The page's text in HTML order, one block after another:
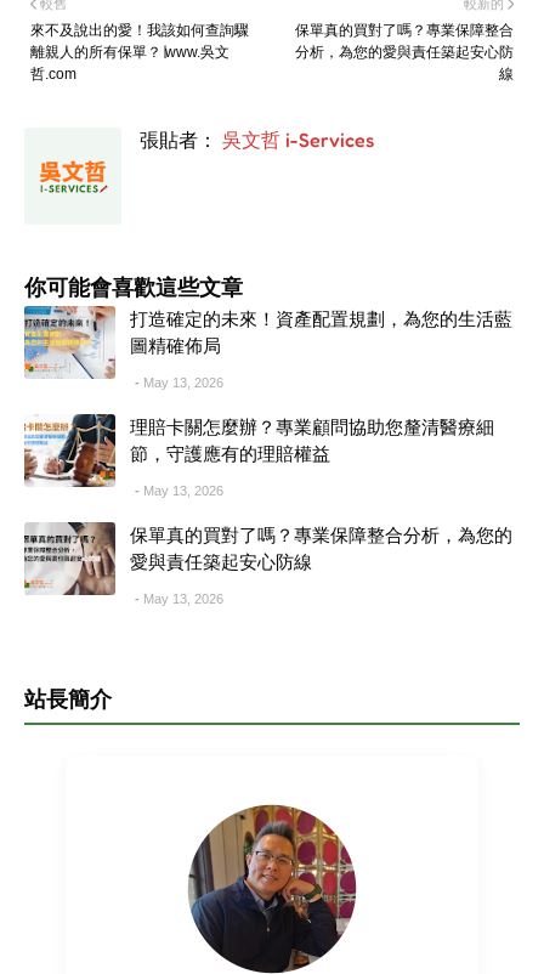
較新的
保單真的買對了嗎？專業保障整合
分析，為您的愛與責任築起安心防
線
較舊
來不及說出的愛！我該如何查詢驟
離親人的所有保單？∣www.吳文
哲.com
張貼者： 吳文哲 i-Services
你可能會喜歡這些文章
打造確定的未來！資產配置規劃，為您的生活藍
圖精確佈局
May 13, 2026
理賠卡關怎麼辦？專業顧問協助您釐清醫療細
節，守護應有的理賠權益
May 13, 2026
保單真的買對了嗎？專業保障整合分析，為您的
愛與責任築起安心防線
May 13, 2026
站長簡介